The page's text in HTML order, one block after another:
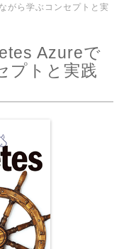
がら学ぶコンセプトと実
Azureで
プトと実践